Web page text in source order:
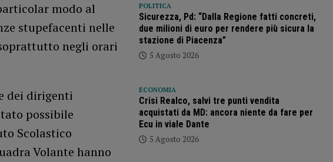
modo al
stupefacenti nelle
negli orari
dei dirigenti
possibile
Scolastico
Volante hanno
POLITICA
Sicurezza, Pd: “Dalla Regione fatti concreti,
due milioni di euro per rendere più sicura la
stazione di Piacenza”
5 Agosto 2026
ECONOMIA
Crisi Realco, salvi tre punti vendita
acquistati da MD: ancora niente da fare per
Ecu in viale Dante
5 Agosto 2026